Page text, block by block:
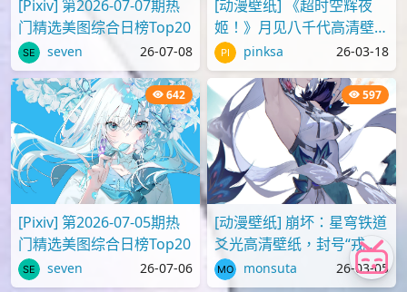
[P站画师][ID:107095809]
@小小依帆Zzzz插画美图作
品推荐blueau 26-04-23
[动漫壁纸] 红眼睛的天童爱
丽丝叫柯伊，《蔚蓝档案》
壁纸图片分享
blueau 26-02-20
779
[Pixiv] 第2026-07-07期热
门精选美图综合日榜Top20
seven 26-07-08
704
[动漫壁纸] 《超时空辉夜
姬！》月见八千代高清壁纸
图片 pinksa 26-03-18